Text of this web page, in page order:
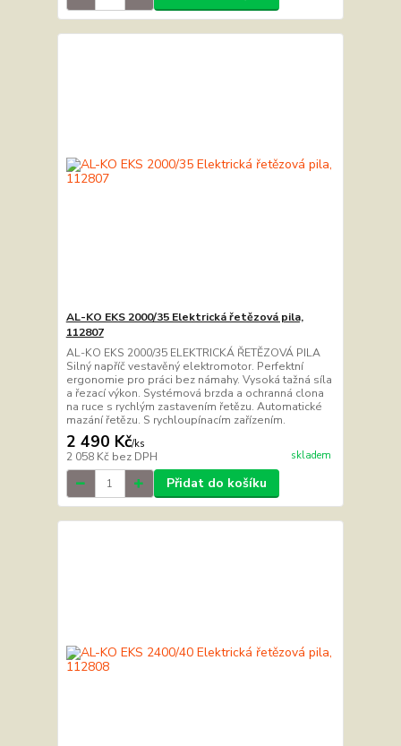
AL-KO EKS 2000/35 Elektrická řetězová pila,
112807
AL-KO EKS 2000/35 ELEKTRICKÁ ŘETĚZOVÁ PILA
Silný napříč vestavěný elektromotor. Perfektní
ergonomie pro práci bez námahy. Vysoká tažná síla
a řezací výkon. Systémová brzda a ochranná clona
na ruce s rychlým zastavením řetězu. Automatické
mazání řetězu. S rychloupínacím zařízením.
2 490 Kč/ks
2 058 Kč bez DPH skladem
Přidat do košíku